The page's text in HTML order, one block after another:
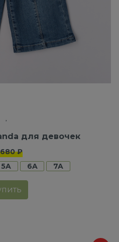
для девочек
₽
5A 6A 7A